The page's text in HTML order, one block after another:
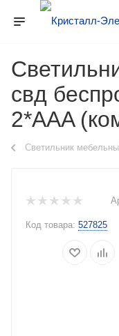
свд
2*AAA
Светильник
Код товара: 527825